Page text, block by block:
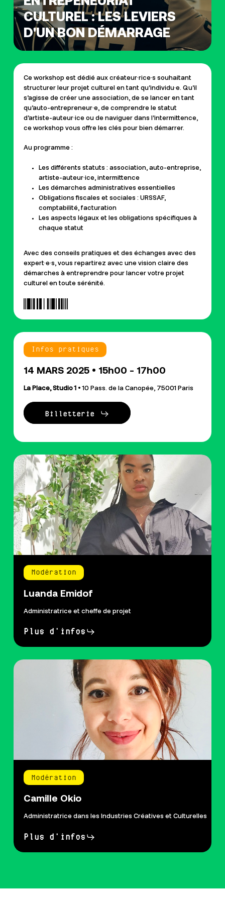
CULTUREL : LES LEVIERS
D'UN BON DÉMARRAGE
Ce workshop est dédié aux créateur·rice·s souhaitant
structurer leur projet culturel en tant qu’individu·e. Qu’il
s’agisse de créer une association, de se lancer en tant
qu’auto-entrepreneur·e, de comprendre le statut
d’artiste-auteur·ice ou de naviguer dans l’intermittence,
ce workshop vous offre les clés pour bien démarrer.
Au programme :
Les différents statuts : association, auto-entreprise,
artiste-auteur·ice, intermittence
Les démarches administratives essentielles
Obligations fiscales et sociales : URSSAF,
comptabilité, facturation
Les aspects légaux et les obligations spécifiques à
chaque statut
Avec des conseils pratiques et des échanges avec des
expert·e·s, vous repartirez avec une vision claire des
démarches à entreprendre pour lancer votre projet
culturel en toute sérénité.
Infos pratiques
14 MARS 2025 • 15h00 - 17h00
La Place, Studio 1 • 10 Pass. de la Canopée, 75001 Paris
Billetterie
Modération
Luanda Emidof
Administratrice et cheffe de projet
Plus d'infos
Modération
Camille Okio
Administratrice dans les Industries Créatives et Culturelles
Plus d'infos